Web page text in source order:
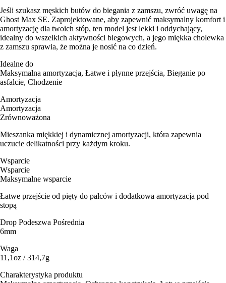
Jeśli szukasz męskich butów do biegania z zamszu, zwróć uwagę na
Ghost Max SE. Zaprojektowane, aby zapewnić maksymalny komfort i
amortyzację dla twoich stóp, ten model jest lekki i oddychający,
idealny do wszelkich aktywności biegowych, a jego miękka cholewka
z zamszu sprawia, że można je nosić na co dzień.
Idealne do
Maksymalna amortyzacja, Łatwe i płynne przejścia, Bieganie po
asfalcie, Chodzenie
Amortyzacja
Amortyzacja
Zrównoważona
Mieszanka miękkiej i dynamicznej amortyzacji, która zapewnia
uczucie delikatności przy każdym kroku.
Wsparcie
Wsparcie
Maksymalne wsparcie
Łatwe przejście od pięty do palców i dodatkowa amortyzacja pod
stopą
Drop Podeszwa Pośrednia
6mm
Waga
11,1oz / 314,7g
Charakterystyka produktu